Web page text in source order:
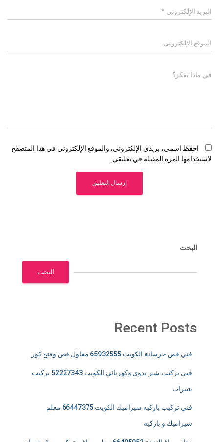
البريد الإلكتروني *
الموقع الإلكتروني
في ماذا تفكر؟
احفظ اسمي، بريدي الإلكتروني، والموقع الإلكتروني في هذا المتصفح
لاستخدامها المرة المقبلة في تعليقي.
البحث
البحث
Recent Posts
فني قص خرسانة الكويت 65932555 مقاول قص وفتح كور
فني تركيب شتر يدوي وكهربائي الكويت 52227343 تركيب
شترات
فني تركيب باركيه سيراميك الكويت 66447375 معلم
سيراميك و باركيه